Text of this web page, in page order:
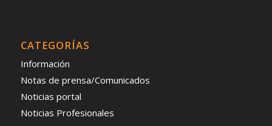
CATEGORÍAS
Información
Notas de prensa/Comunicados
Noticias portal
Noticias Profesionales